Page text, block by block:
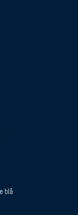
blå